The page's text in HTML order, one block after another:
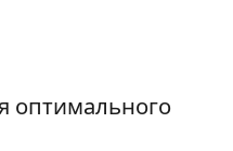
оптимального